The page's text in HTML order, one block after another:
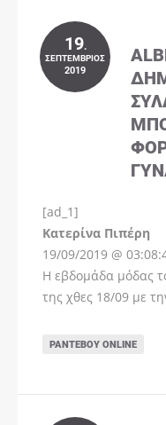
19.
ΣΕΠΤΈΜΒΡΙΟΣ
2019
[ad_1]
Kατερίνα Πιπέρη
19/09/2019 @
Η εβδομάδα μόδας
της χθες 18/09 με
ΡΑΝΤΕΒΟΎ ONLINE